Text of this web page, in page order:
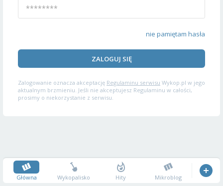
nie pamiętam hasła
ZALOGUJ SIĘ
Zalogowanie oznacza akceptację Regulaminu serwisu Wykop.pl w jego
aktualnym brzmieniu. Jeśli nie akceptujesz Regulaminu w całości,
prosimy o niekorzystanie z serwisu.
Główna Wykopalisko Hity Mikroblog